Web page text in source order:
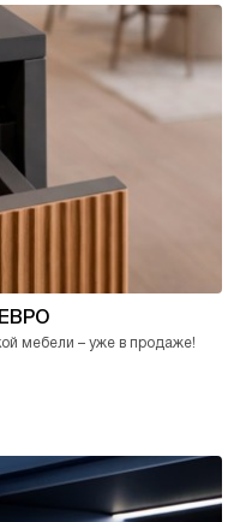
мебели – уже в продаже!